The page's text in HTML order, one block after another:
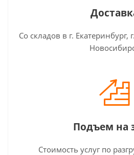
Со складов в г. Екатеринбург,
Подъем на
Стоимость услуг по